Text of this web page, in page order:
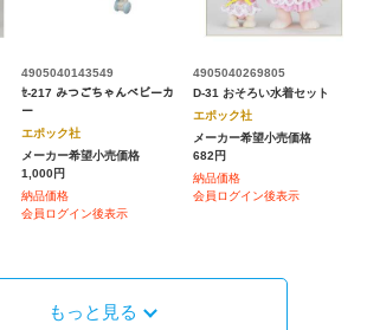
4905040143549
ｾ-217 みつごちゃんベビーカ
ー
エポック社
メーカー希望小売価格
1,000円
納品価格
会員ログイン後表示
4905040269805
D-31 おそろい水着セット
エポック社
メーカー希望小売価格
682円
納品価格
会員ログイン後表示
もっと見る